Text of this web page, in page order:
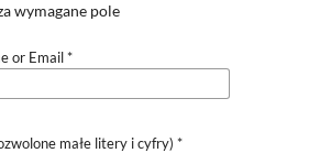
wymagane pole
or Email*
małe litery i cyfry) *